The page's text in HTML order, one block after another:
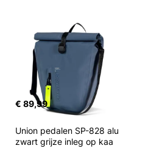
€ 89,99
Union pedalen SP-828 alu
zwart grijze inleg op kaa